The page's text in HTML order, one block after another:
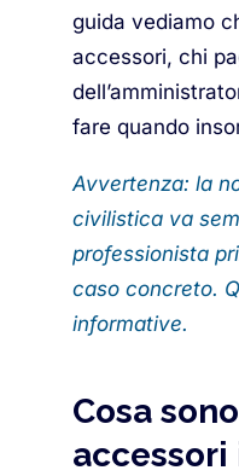
guida vediamo
accessori, chi
fare quando
Avvertenza: la
civilistica va
professionista
caso concreto.
informative.
Cosa